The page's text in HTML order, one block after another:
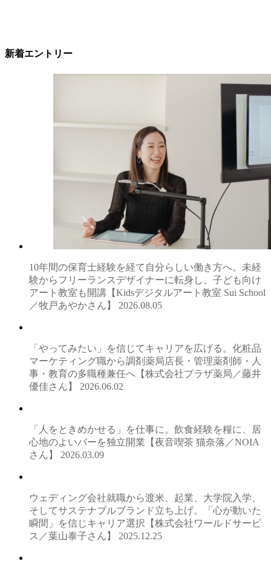
新着エントリー
10年間の保育士経験を経て自分らしい働き方へ。未経
験からフリーランスデザイナーに転身し、子ども向け
アート教室も開講【Kidsデジタルアート教室 Sui School
／牧戸あやかさん】 2026.08.05
「やってみたい」を信じてキャリアを広げる。化粧品
マーケティング職から調剤薬局店長・管理薬剤師・人
事・教育の多職種兼任へ【株式会社プラザ薬局／藤井
優佳さん】 2026.06.02
「人をときめかせる」を仕事に。飲食経験を糧に、居
心地のよいバーを独立開業【夜音喫茶 猫奈落／NOIA
さん】 2026.03.09
ウェディング会社就職から渡米、起業、大学院入学、
そしてサステナブルブランド立ち上げ。「心が動いた
瞬間」を信じキャリア選択【株式会社ワールドサービ
ス／葉山泰子さん】 2025.12.25